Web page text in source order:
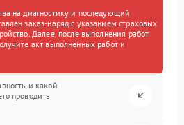
на диагностику и последующий
заказ-наряд с указанием страховых
Далее, после выполнения работ
акт выполненных работ и
и какой
проводить